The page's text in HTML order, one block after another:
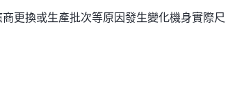
更換或生產批次等原因發生變化機身實際尺